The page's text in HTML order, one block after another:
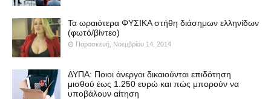
Τα ωραιότερα ΦΥΣΙΚΑ στήθη διάσημων ελληνίδων
(φωτό/βίντεο)
Παρασκευή, Νοεμβρίου 14, 2014
ΔΥΠΑ: Ποιοι άνεργοι δικαιούνται επιδότηση
μισθού έως 1.250 ευρώ και πώς μπορούν να
υποβάλουν αίτηση